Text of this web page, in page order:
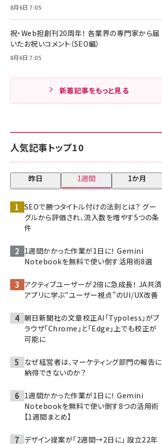
8月6日 7:05
祝・Web担創刊20周年！ 各業界の専門家から届
いたお祝いコメント（SEO編）
8月6日 7:05
新着記事をもっと見る
人気記事トップ10
昨日 1週間 1か月
SEOで勝つタイトル付けの法則とは？ グー
グルから評価され、流入数を増やす5つの条
件
1週間かかった作業が1日に！ Gemini
Notebookを無料で使い倒す活用術8選
アクティブユーザーが2倍に急成長！ JA共済
アプリに学ぶ“ユーザー視点”のUI/UX改善
朝日新聞社の文章校正AI「Typoless」がブ
ラウザ「Chrome」と「Edge」上でも校正が
可能に
なぜ経営者は、マーケティング部門の報告に
納得できないのか？
1週間かかった作業が1日に！ Gemini
Notebookを無料で使い倒す8つの活用術
【1週間まとめ】
デザイン提案が「2週間→2日に」 設立22年